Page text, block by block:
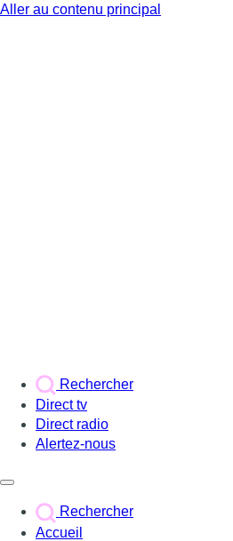
Aller au contenu principal
Rechercher
Direct tv
Direct radio
Alertez-nous
Rechercher
Accueil